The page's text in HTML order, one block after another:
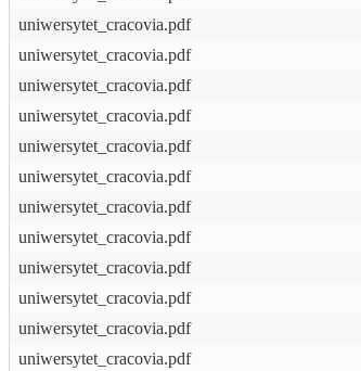
uniwersytet_cracovia.pdf
uniwersytet_cracovia.pdf
uniwersytet_cracovia.pdf
uniwersytet_cracovia.pdf
uniwersytet_cracovia.pdf
uniwersytet_cracovia.pdf
uniwersytet_cracovia.pdf
uniwersytet_cracovia.pdf
uniwersytet_cracovia.pdf
uniwersytet_cracovia.pdf
uniwersytet_cracovia.pdf
uniwersytet_cracovia.pdf